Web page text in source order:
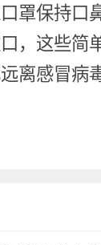
罩保持口
，这些简
离感冒病